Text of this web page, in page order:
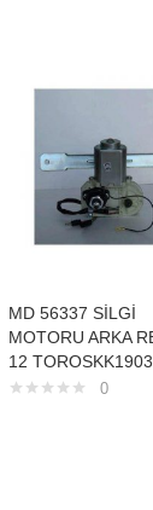
MD 56337 SİLGİ
MOTORU ARKA
12 TOROSKK1903
0